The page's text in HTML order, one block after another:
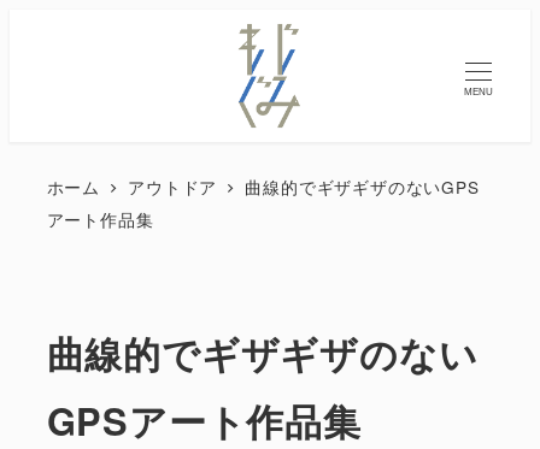
MENU
ホーム アウトドア
曲線的でギザギザのないGPS
アート作品集
曲線的でギザギザのない
GPSアート作品集